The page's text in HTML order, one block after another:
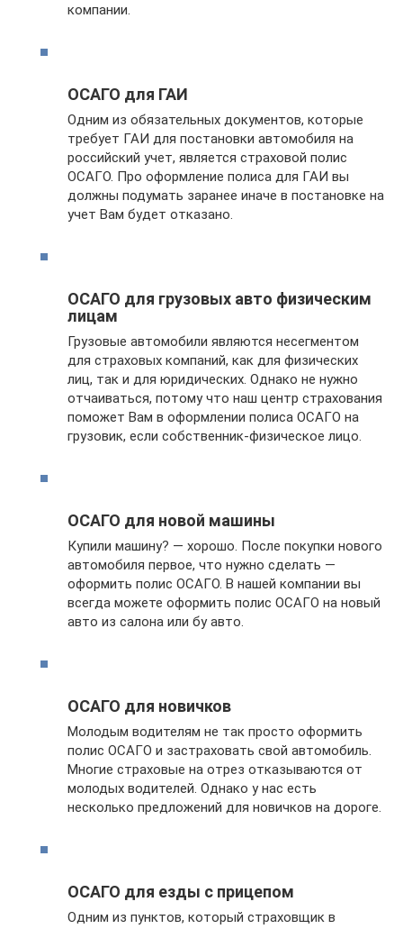
компании.
ОСАГО для ГАИ
Одним из обязательных документов, которые
требует ГАИ для постановки автомобиля на
российский учет, является страховой полис
ОСАГО. Про оформление полиса для ГАИ вы
должны подумать заранее иначе в постановке на
учет Вам будет отказано.
ОСАГО для грузовых авто физическим
лицам
Грузовые автомобили являются несегментом
для страховых компаний, как для физических
лиц, так и для юридических. Однако не нужно
отчаиваться, потому что наш центр страхования
поможет Вам в оформлении полиса ОСАГО на
грузовик, если собственник-физическое лицо.
ОСАГО для новой машины
Купили машину? — хорошо. После покупки нового
автомобиля первое, что нужно сделать —
оформить полис ОСАГО. В нашей компании вы
всегда можете оформить полис ОСАГО на новый
авто из салона или бу авто.
ОСАГО для новичков
Молодым водителям не так просто оформить
полис ОСАГО и застраховать свой автомобиль.
Многие страховые на отрез отказываются от
молодых водителей. Однако у нас есть
несколько предложений для новичков на дороге.
ОСАГО для езды с прицепом
Одним из пунктов, который страховщик в